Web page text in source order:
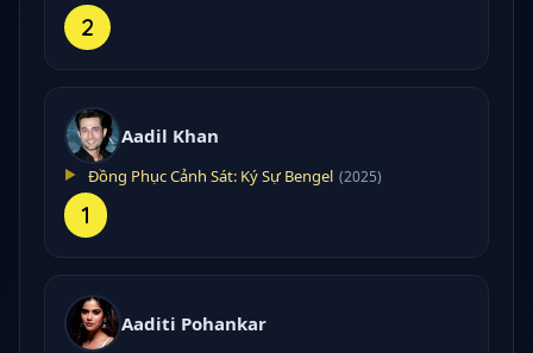
2
Aadil Khan
Đồng Phục Cảnh Sát: Ký Sự Bengel (2025)
1
Aaditi Pohankar